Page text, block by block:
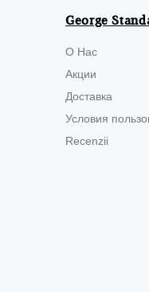
George
О Нас
Акции
Доставка
Условия
Recenzii